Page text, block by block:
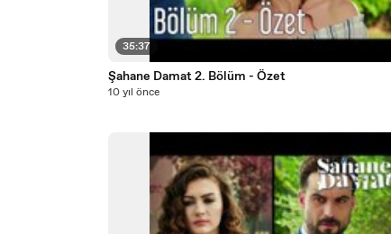
35:37
Şahane Damat 2. Bölüm - Özet
10 yıl önce